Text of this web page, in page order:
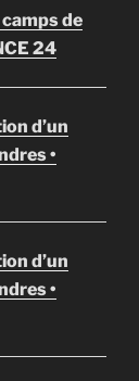
de
24
d’un
•
d’un
•